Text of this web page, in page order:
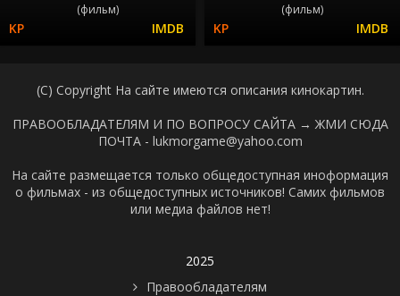
(фильм) (фильм)
(C) Copyright На сайте имеются описания кинокартин.
ПРАВООБЛАДАТЕЛЯМ И ПО ВОПРОСУ САЙТА → ЖМИ СЮДА
ПОЧТА - lukmorgame@yahoo.com
На сайте размещается только общедоступная иноформация
о фильмах - из общедоступных источников! Самих фильмов
или медиа файлов нет!
2025
Правообладателям